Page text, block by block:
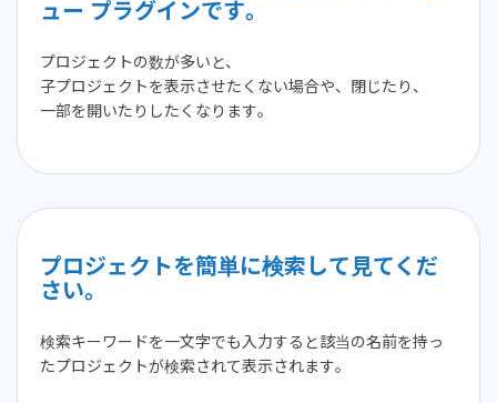
ュー プラグインです。
プロジェクトの数が多いと、
子プロジェクトを表示させたくない場合や、閉じたり、
一部を開いたりしたくなります。
プロジェクトを簡単に検索して見てくだ
さい。
検索キーワードを一文字でも入力すると該当の名前を持っ
たプロジェクトが検索されて表示されます。